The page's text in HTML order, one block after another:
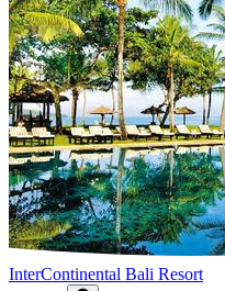
InterContinental Bali Resort